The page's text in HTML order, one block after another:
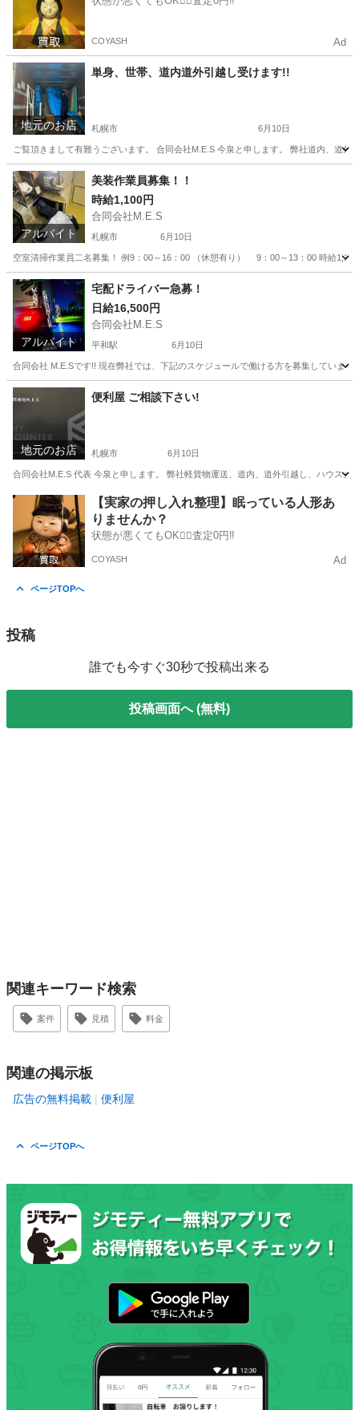
COYASH Ad
地元のお店
単身、世帯、道内道外引越し受けます!!
札幌市 6月10日
ご覧頂きまして有難うございます。 合同会社M.E.S 今泉と申します。 弊社道内、道
北海道 札幌市 引っ越し 無料
アルバイト
美装作業員募集！！
時給1,100円
合同会社M.E.S
札幌市 6月10日
空室清掃作業員二名募集！ 例9：00～16：00 （休憩有り） 9：00～13：00 時給
北海道 札幌市 その他
アルバイト
宅配ドライバー急募！
日給16,500円
合同会社M.E.S
平和駅 6月10日
合同会社 M.E.Sです!! 現在弊社では、下記のスケジュールで働ける方を募集していま
北海道 札幌市 平和駅 配送
地元のお店
便利屋 ご相談下さい!
札幌市 6月10日
合同会社M.E.S 代表 今泉と申します。 弊社軽貨物運送、道内、道外引越し、ハウス
北海道 札幌市 便利屋
【実家の押し入れ整理】眠っている人形あ
りませんか？
状態が悪くてもOK🙆‍♀️査定0円‼️
COYASH Ad
ページTOPへ
投稿
誰でも今すぐ30秒で投稿出来る
投稿画面へ (無料)
関連キーワード検索
案件 見積 料金
関連の掲示板
広告の無料掲載 便利屋
ページTOPへ